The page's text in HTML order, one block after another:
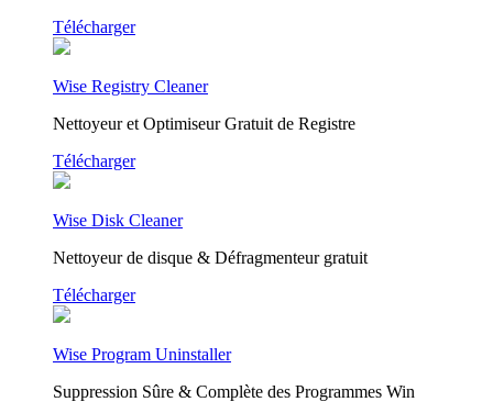
Télécharger
Wise Registry Cleaner
Nettoyeur et Optimiseur Gratuit de Registre
Télécharger
Wise Disk Cleaner
Nettoyeur de disque & Défragmenteur gratuit
Télécharger
Wise Program Uninstaller
Suppression Sûre & Complète des Programmes Win